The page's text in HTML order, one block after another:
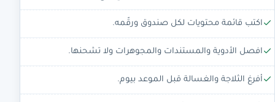
اكتب قائمة محتويات لكل صندوق ورقّمه.
افصل الأدوية والمستندات والمجوهرات ولا تشحنها.
أفرغ الثلاجة والغسالة قبل الموعد بيوم.